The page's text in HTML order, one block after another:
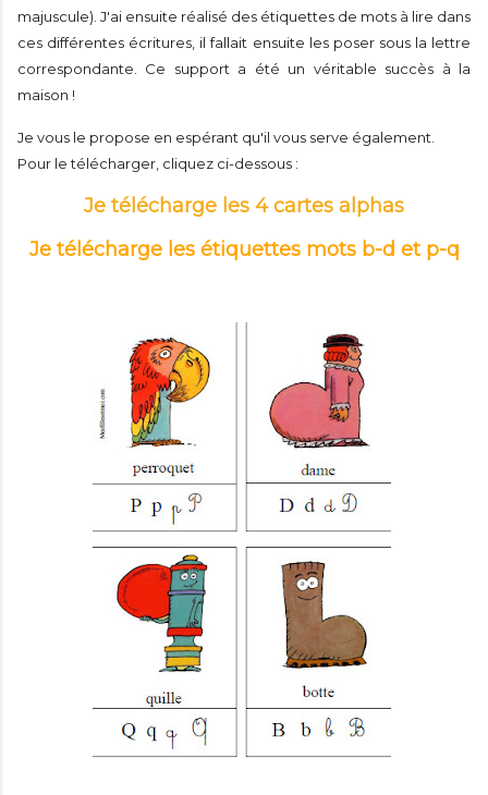
majuscule). J'ai ensuite réalisé des étiquettes de mots à lire dans
ces différentes écritures, il fallait ensuite les poser sous la lettre
correspondante. Ce support a été un véritable succès à la
maison !
Je vous le propose en espérant qu'il vous serve également.
Pour le télécharger, cliquez ci-dessous :
Je télécharge les 4 cartes alphas
Je télécharge les étiquettes mots b-d et p-q